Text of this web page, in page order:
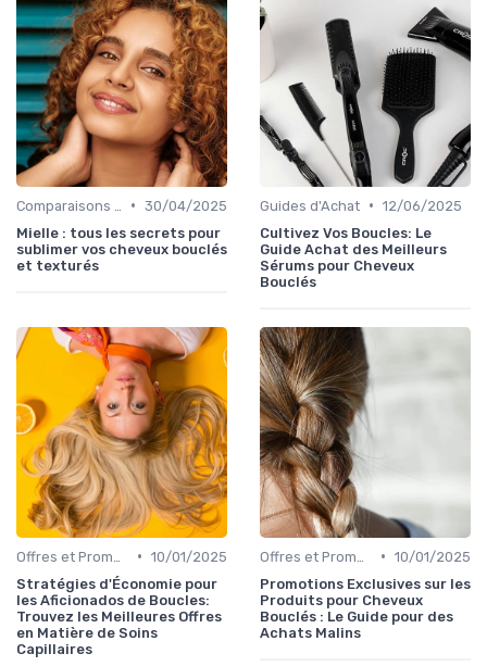
• 30/04/2025
Mielle : tous les secrets pour
sublimer vos cheveux bouclés
et texturés
Guides d'Achat • 12/06/2025
Cultivez Vos Boucles: Le
Guide Achat des Meilleurs
Sérums pour Cheveux
Bouclés
• 10/01/2025
Stratégies d'Économie pour
les Aficionados de Boucles:
Trouvez les Meilleures Offres
en Matière de Soins
Capillaires
• 10/01/2025
Promotions Exclusives sur les
Produits pour Cheveux
Bouclés : Le Guide pour des
Achats Malins